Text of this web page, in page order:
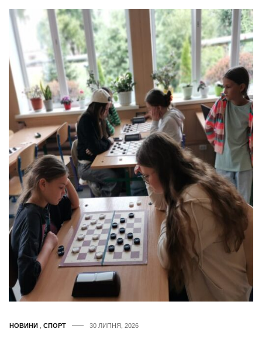
НОВИНИ СПОРТ 30 ЛИПНЯ, 2026